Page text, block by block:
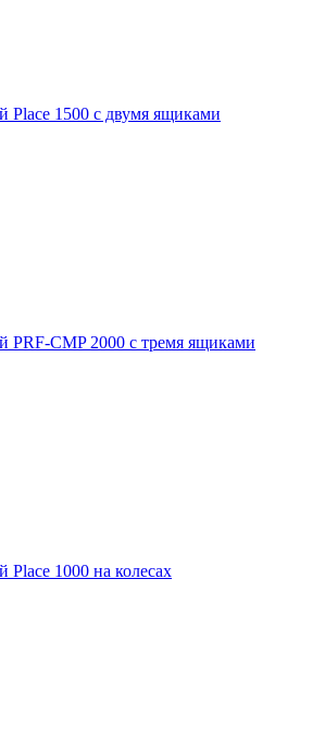
1500 с двумя ящиками
CMP 2000 с тремя ящиками
1000 на колесах